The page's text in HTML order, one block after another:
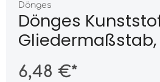
Dönges
Dönges
Gliedermaßstab,
6,48 €*